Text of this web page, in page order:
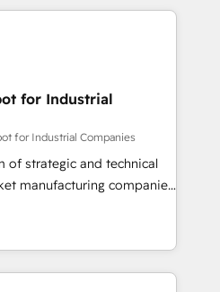
is more than just
That’s why we lean
actually make a
for Industrial
for Industrial Companies
of strategic and technical
manufacturing companies
in delivering
results by leveraging
data to fuel success.